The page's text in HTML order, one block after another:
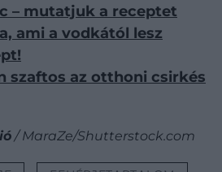
– mutatjuk a receptet
ami a vodkától lesz
szaftos az otthoni csirkés
/ MaraZe/Shutterstock.com